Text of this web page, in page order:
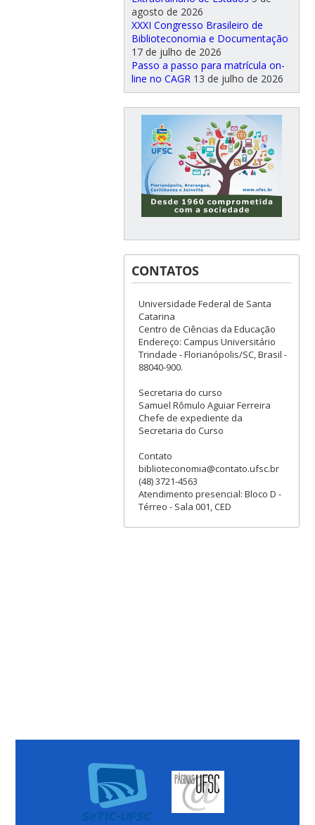
agosto de 2026
XXXI Congresso Brasileiro de
Biblioteconomia e Documentação
17 de julho de 2026
Passo a passo para matrícula on-
line no CAGR 13 de julho de 2026
CONTATOS
Universidade Federal de Santa
Catarina
Centro de Ciências da Educação
Endereço: Campus Universitário
Trindade - Florianópolis/SC, Brasil -
88040-900.
Secretaria do curso
Samuel Rômulo Aguiar Ferreira
Chefe de expediente da
Secretaria do Curso
Contato
biblioteconomia@contato.ufsc.br
(48) 3721-4563
Atendimento presencial: Bloco D -
Térreo - Sala 001, CED